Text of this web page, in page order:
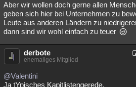
Aber wir wollen doch gerne allen
geben sich hier bei Unternehmen zu
Leute aus anderen Ländern zu
dann sind wir wohl einfach zu teuer
derbote
ehemaliges Mitglied
@Valentini
Ja tYpisches Kapitlistengerede.